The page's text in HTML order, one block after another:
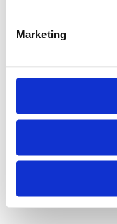
Marketing